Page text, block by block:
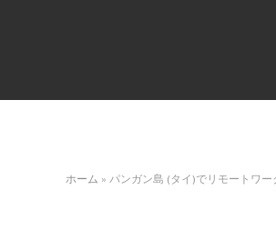
ホーム » パンガン島 (タイ)でリモートワ